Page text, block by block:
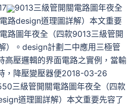
9013三級管開關電路圖年夜全
路design道理圖詳解）本文重要
路圖年夜全（四款9013三級管開
）。design計劃二中應用三極管
高壓邏輯的界面電路之實例，當輸
，降壓變壓器便2018-03-26
三級管開關電路圖年夜全（四款
道理圖詳解）本文重要先容了